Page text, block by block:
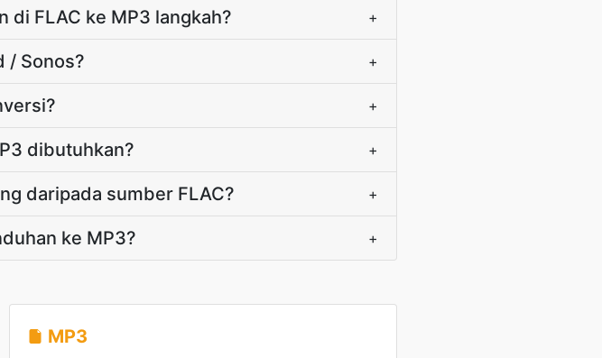
di FLAC ke MP3 langkah? +
/ Sonos? +
+
dibutuhkan? +
daripada sumber FLAC? +
ke MP3? +
MP3